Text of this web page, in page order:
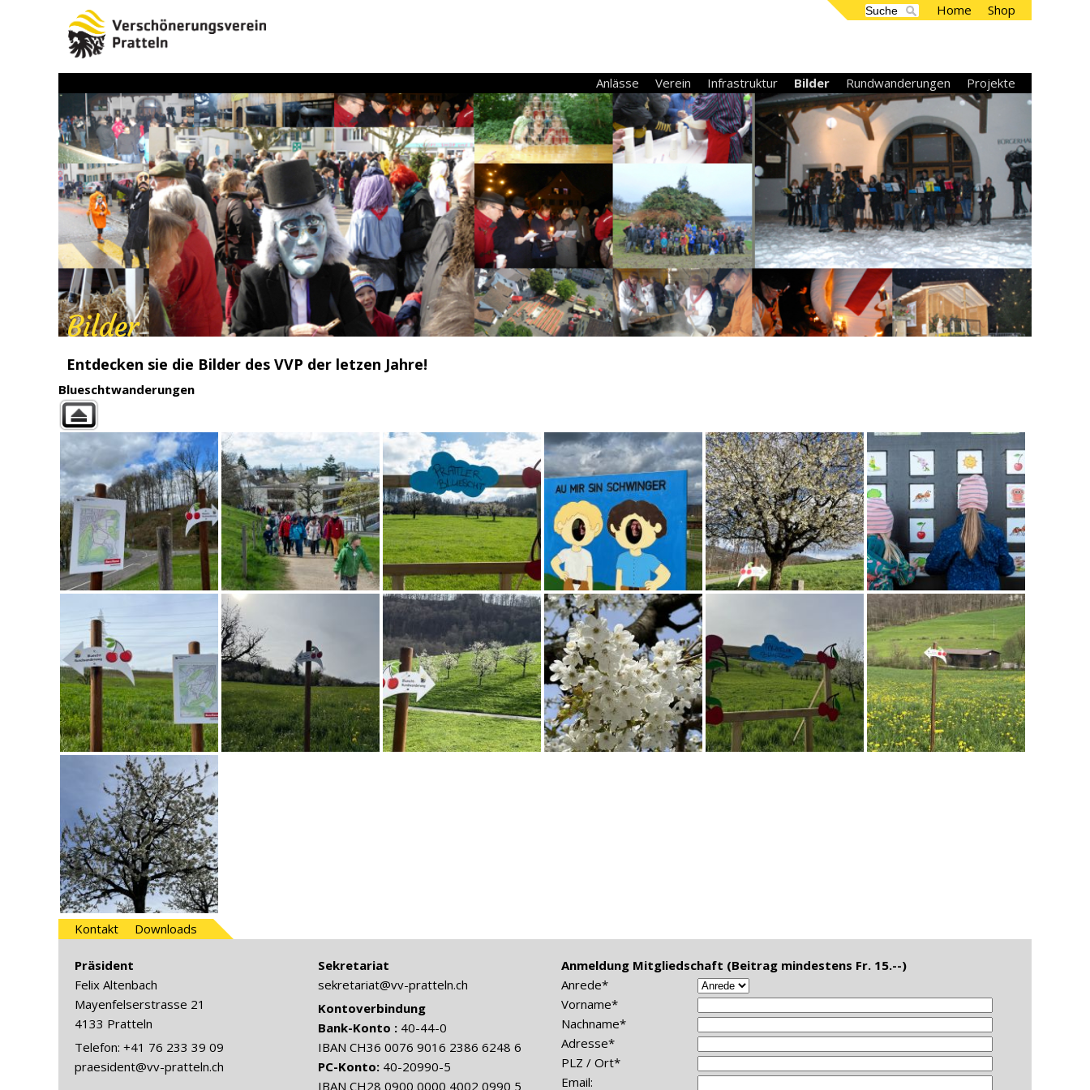
Home Shop
Anlässe Verein Infrastruktur Bilder Rundwanderungen Projekte
Bilder
Entdecken sie die Bilder des VVP der letzen Jahre!
Blueschtwanderungen
Kontakt Downloads
Präsident
Felix Altenbach
Mayenfelserstrasse 21
4133 Pratteln
Telefon: +41 76 233 39 09
praesident@vv-pratteln.ch
Sekretariat
sekretariat@vv-pratteln.ch
Kontoverbindung
Bank-Konto : 40-44-0
IBAN CH36 0076 9016 2386 6248 6
PC-Konto: 40-20990-5
IBAN CH28 0900 0000 4002 0990 5
Anmeldung Mitgliedschaft (Beitrag mindestens Fr. 15.--)
Anrede*
Vorname*
Nachname*
Adresse*
PLZ / Ort*
Email: